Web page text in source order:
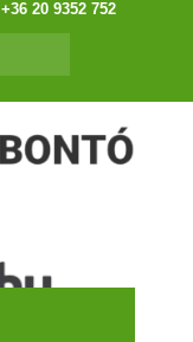
+36 20 9352 752